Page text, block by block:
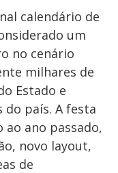
calendário de
um
no cenário
milhares de
Estado e
país. A festa
ao ano passado,
novo layout,
de